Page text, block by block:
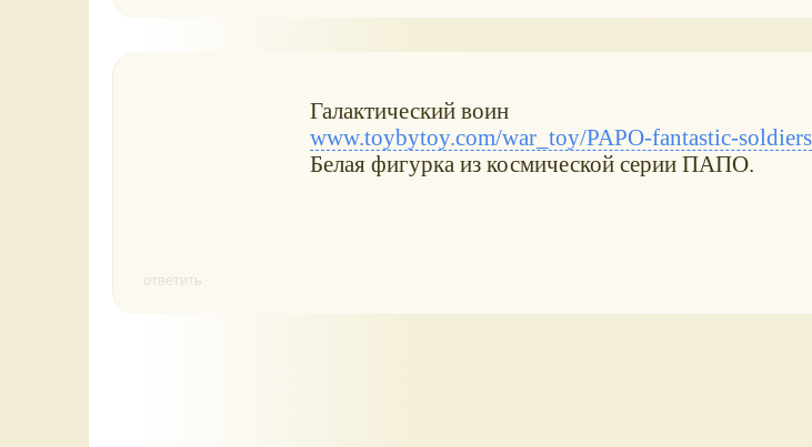
Галактический воин
www.toybytoy.com/war_toy/PAPO-fantastic-
Белая фигурка из космической серии ПАПО.
ответить